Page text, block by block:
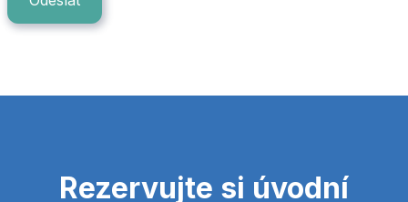
Rezervujte si úvodní